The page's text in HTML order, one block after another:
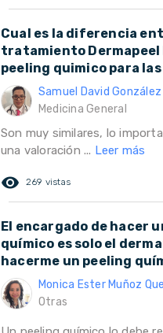
Cual es la diferencia
tratamiento Dermapeel
peeling quimico para
Samuel David González
Medicina General
Son muy similares, lo
una valoración ... Leer más
remove_red_eye 269 vistas
El encargado de hacer
químico es solo el
hacerme un peeling
Monica Ester Muñoz
Otras